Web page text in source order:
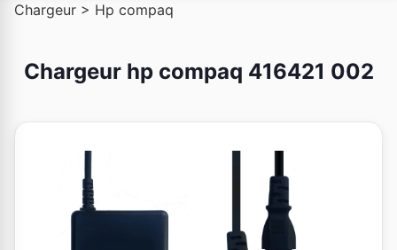
Chargeur > Hp compaq
Chargeur hp compaq 416421 002